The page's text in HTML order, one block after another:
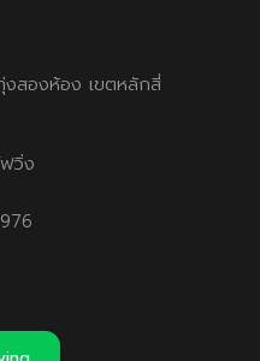
สองห้อง เขตหลักสี่
วิ่ง